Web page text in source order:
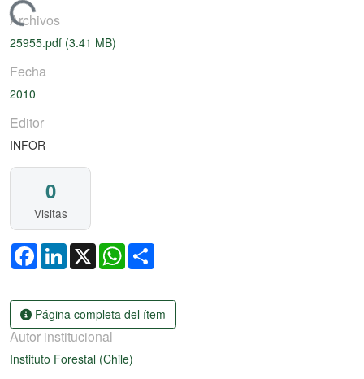
Archivos
25955.pdf (3.41 MB)
Fecha
2010
Editor
INFOR
0
Visitas
FacebookLinkedIn
X WhatsApp
Página completa del ítem
Autor institucional
Instituto Forestal (Chile)